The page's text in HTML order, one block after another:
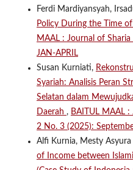
Ferdi Mardiyansyah,
Policy During the Time
MAAL : Journal of
JAN-APRIL
Susan Kurniati,
Syariah: Analisis Peran
Selatan dalam
Daerah , BAITUL MAAL :
2 No. 3 (2025):
Alfi Kurnia, Mesty
of Income between